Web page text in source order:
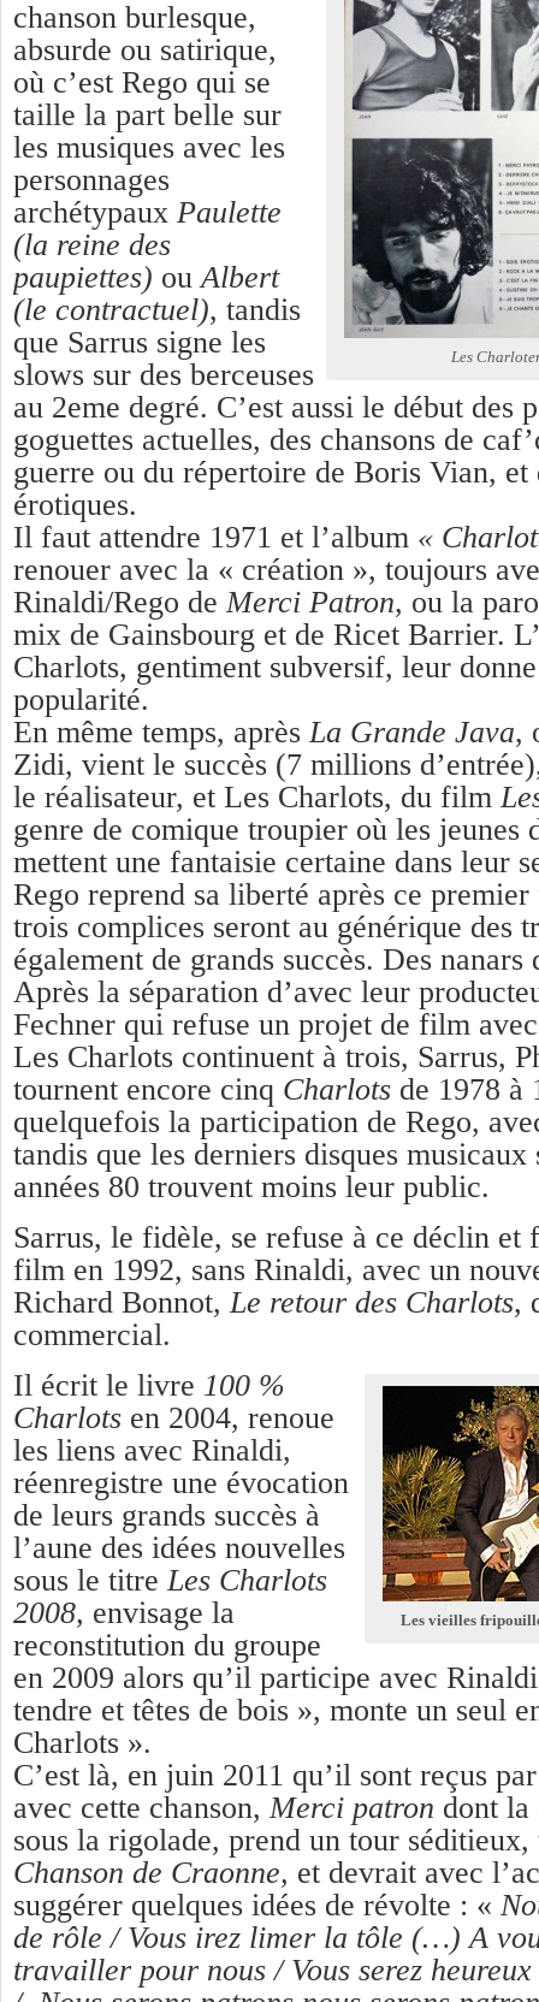
Les
chanson burlesque,
absurde ou satirique,
où c’est Rego qui se
taille la part belle sur
les musiques avec les
personnages
archétypaux Paulette
(la reine des
paupiettes) ou Albert
(le contractuel), tandis
que Sarrus signe les
slows sur des berceuses
au 2eme degré. C’est aussi le début des
goguettes actuelles, des chansons de
guerre ou du répertoire de Boris Vian, et
érotiques.
Il faut attendre 1971 et l’album «
renouer avec la « création », toujours
Rinaldi/Rego de Merci Patron, ou la
mix de Gainsbourg et de Ricet Barrier.
Charlots, gentiment subversif, leur
popularité.
En même temps, après La Grande Java,
Zidi, vient le succès (7 millions
le réalisateur, et Les Charlots, du film
genre de comique troupier où les jeunes
mettent une fantaisie certaine dans leur
Rego reprend sa liberté après ce
trois complices seront au générique des
également de grands succès. Des
Après la séparation d’avec leur
Fechner qui refuse un projet de film
Les Charlots continuent à trois, Sarrus,
tournent encore cinq Charlots de 1978 à
quelquefois la participation de Rego,
tandis que les derniers disques musicaux
années 80 trouvent moins leur public.
Sarrus, le fidèle, se refuse à ce déclin et
film en 1992, sans Rinaldi, avec un
Richard Bonnot, Le retour des Charlots,
commercial.
Les vieilles
Il écrit le livre 100 %
Charlots en 2004, renoue
les liens avec Rinaldi,
réenregistre une évocation
de leurs grands succès à
l’aune des idées nouvelles
sous le titre Les Charlots
2008, envisage la
reconstitution du groupe
en 2009 alors qu’il participe avec
tendre et têtes de bois », monte un seul
Charlots ».
C’est là, en juin 2011 qu’il sont reçus
avec cette chanson, Merci patron dont la
sous la rigolade, prend un tour
Chanson de Craonne, et devrait avec
suggérer quelques idées de révolte : «
de rôle / Vous irez limer la tôle (…) A
travailler pour nous / Vous serez